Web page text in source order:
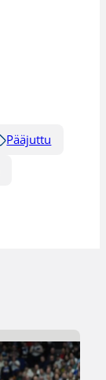
Pääjuttu